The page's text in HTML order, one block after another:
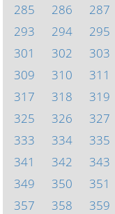
285
286 287
293
294 295
301
302 303
309
310 311
317
318 319
325
326 327
333
334 335
341
342 343
349
350 351
357
358 359